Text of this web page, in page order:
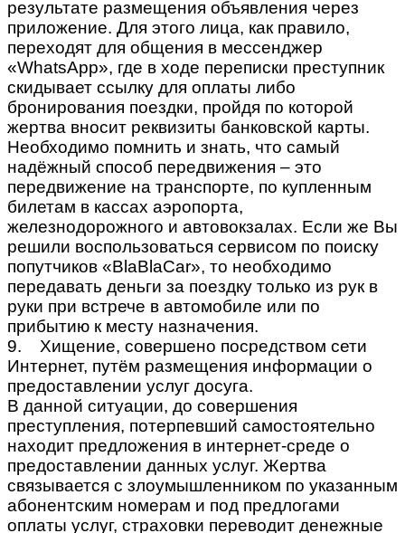
результате размещения объявления через
приложение. Для этого лица, как правило,
переходят для общения в мессенджер
«WhatsApp», где в ходе переписки преступник
скидывает ссылку для оплаты либо
бронирования поездки, пройдя по которой
жертва вносит реквизиты банковской карты.
Необходимо помнить и знать, что самый
надёжный способ передвижения – это
передвижение на транспорте, по купленным
билетам в кассах аэропорта,
железнодорожного и автовокзалах. Если же Вы
решили воспользоваться сервисом по поиску
попутчиков «BlaBlaCar», то необходимо
передавать деньги за поездку только из рук в
руки при встрече в автомобиле или по
прибытию к месту назначения.
9. Хищение, совершено посредством сети
Интернет, путём размещения информации о
предоставлении услуг досуга.
В данной ситуации, до совершения
преступления, потерпевший самостоятельно
находит предложения в интернет-среде о
предоставлении данных услуг. Жертва
связывается с злоумышленником по указанным
абонентским номерам и под предлогами
оплаты услуг, страховки переводит денежные